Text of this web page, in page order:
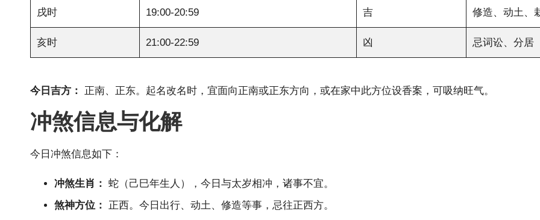
戌时 19:00-20:59 吉 修造、动土、
亥时 21:00-22:59 凶 忌词讼、分居
今日吉方： 正南、正东。起名改名时，宜面向正南或正东方向，或在家中此方位设香案，可吸纳旺气。
冲煞信息与化解
今日冲煞信息如下：
冲煞生肖 ： 蛇（己巳年生人），今日与太岁相冲，诸事不宜。
煞神方位：
正西。今日出行、动土、修造等事，忌往正西方。